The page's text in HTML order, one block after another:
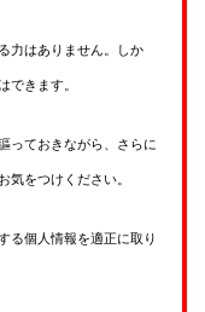
力はありません。しか
できます。
っておきながら、さらに
気をつけください。
る個人情報を適正に取り